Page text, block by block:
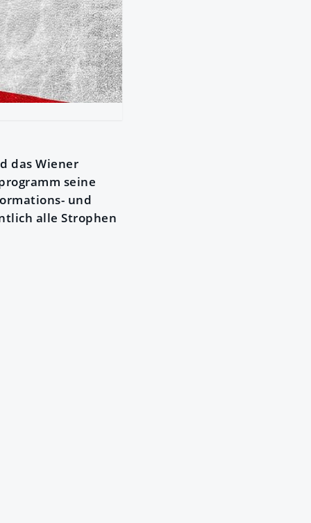
das Wiener
seine
und
alle Strophen